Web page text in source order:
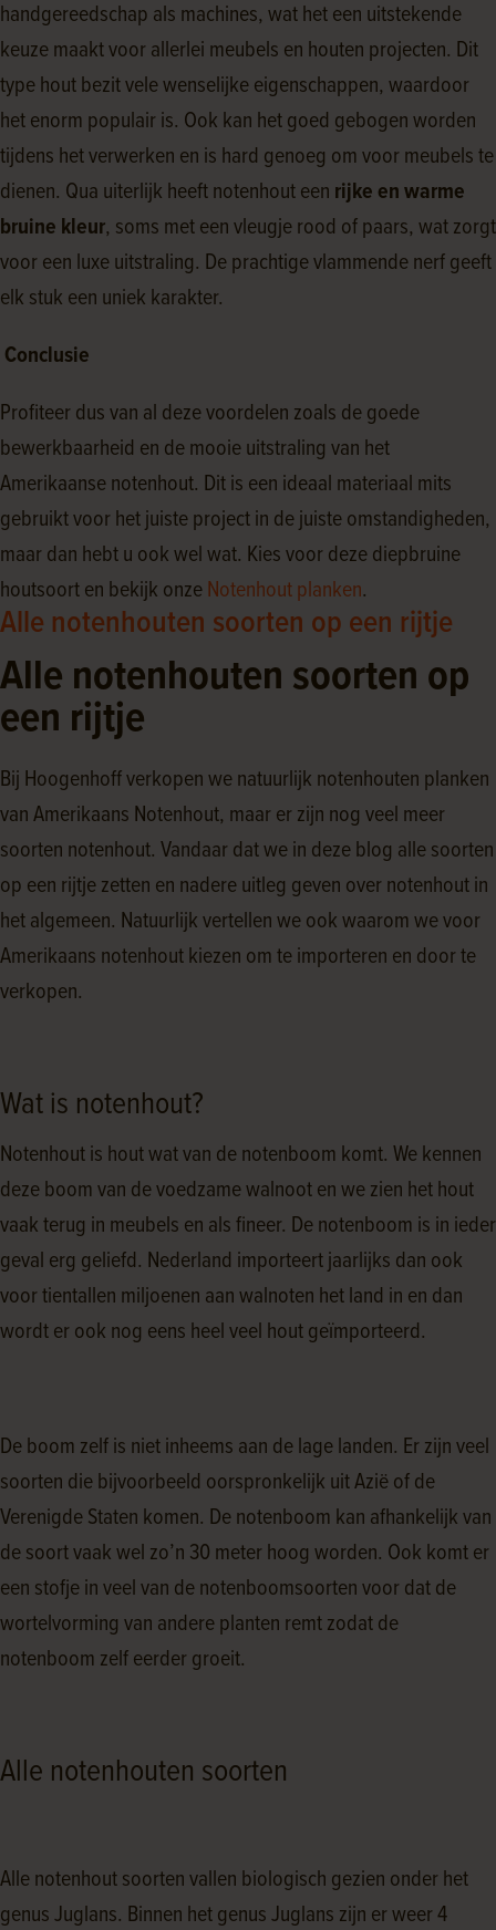
handgereedschap als machines, wat het een uitstekende
keuze maakt voor allerlei meubels en houten projecten. Dit
type hout bezit vele wenselijke eigenschappen, waardoor
het enorm populair is. Ook kan het goed gebogen worden
tijdens het verwerken en is hard genoeg om voor meubels te
dienen. Qua uiterlijk heeft notenhout een rijke en warme
bruine kleur, soms met een vleugje rood of paars, wat zorgt
voor een luxe uitstraling. De prachtige vlammende nerf geeft
elk stuk een uniek karakter.
Conclusie
Profiteer dus van al deze voordelen zoals de goede
bewerkbaarheid en de mooie uitstraling van het
Amerikaanse notenhout. Dit is een ideaal materiaal mits
gebruikt voor het juiste project in de juiste omstandigheden,
maar dan hebt u ook wel wat. Kies voor deze diepbruine
houtsoort en bekijk onzeNotenhout planken.
Alle notenhouten soorten op een rijtje
Alle notenhouten soorten op
een rijtje
Bij Hoogenhoff verkopen we natuurlijk notenhouten planken
van Amerikaans Notenhout, maar er zijn nog veel meer
soorten notenhout. Vandaar dat we in deze blog alle soorten
op een rijtje zetten en nadereuitleg geven over notenhout in
het algemeen. Natuurlijk vertellen we ook waaromwe voor
Amerikaans notenhout kiezen om te importeren en door te
verkopen.
Wat is notenhout?
Notenhout is hout wat van de notenboom komt. We kennen
deze boom van de voedzame walnoot en we zien het hout
vaak terug in meubels en alsfineer. De notenboom is in ieder
geval erg geliefd. Nederland importeert jaarlijks dan ook
voor tientallen miljoenen aan walnoten het land in en dan
wordt er ook nog eens heel veel hout geïmporteerd.
De boom zelf is niet inheems aan de lage landen. Er zijn veel
soorten die bijvoorbeeld oorspronkelijk uit Azië of de
Verenigde Staten komen. De notenboom kan afhankelijk van
de soort vaak wel zo’n 30 meter hoog worden. Ook komt er
een stofje in veel van de notenboomsoorten voor dat de
wortelvorming van andere planten remt zodat de
notenboom zelf eerder groeit.
Alle notenhouten soorten
Alle notenhout soorten vallen biologisch gezien onder het
genus Juglans. Binnen het genus Juglans zijn er weer 4